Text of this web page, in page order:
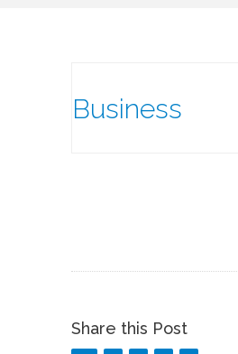
Business
Share this Post